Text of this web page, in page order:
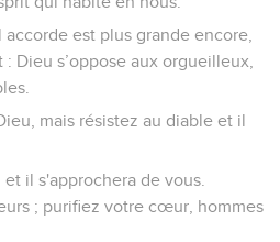
accorde est plus grande encore,
Dieu s’oppose aux orgueilleux,
mais résistez au diable et il
il s'approchera de vous.
; purifiez votre cœur, hommes